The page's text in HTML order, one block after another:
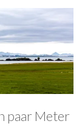
paar Meter